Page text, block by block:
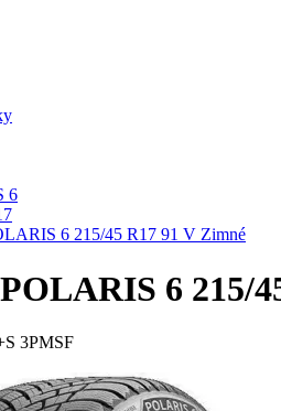
6
6 215/45 R17 91 V Zimné
6 215/
3PMSF